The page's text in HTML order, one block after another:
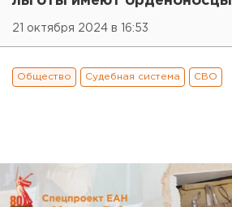
21 октября 2024 в 16:53
Общество Судебная система СВО